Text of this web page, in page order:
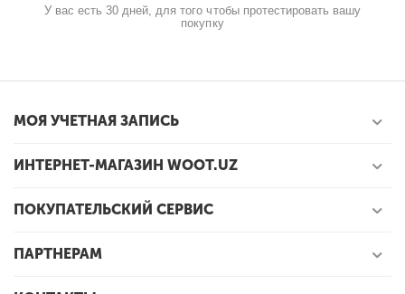
У вас есть 30 дней, для того чтобы протестировать вашу
покупку
МОЯ УЧЕТНАЯ ЗАПИСЬ
ИНТЕРНЕТ-МАГАЗИН WOOT.UZ
ПОКУПАТЕЛЬСКИЙ СЕРВИС
ПАРТНЕРАМ